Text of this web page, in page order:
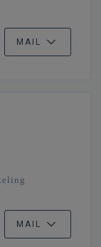
MAIL
MAIL